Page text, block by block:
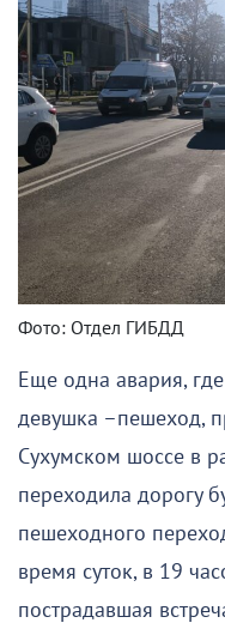
Фото: Отдел ГИБДД
Еще одна авария,
девушка –пешеход,
Сухумском шоссе в
переходила дорогу
пешеходного
время суток, в 19
пострадавшая